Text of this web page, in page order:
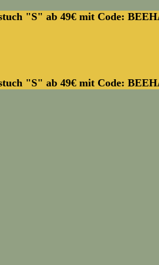
"S" ab 49€ mit Code:
"S" ab 49€ mit Code: